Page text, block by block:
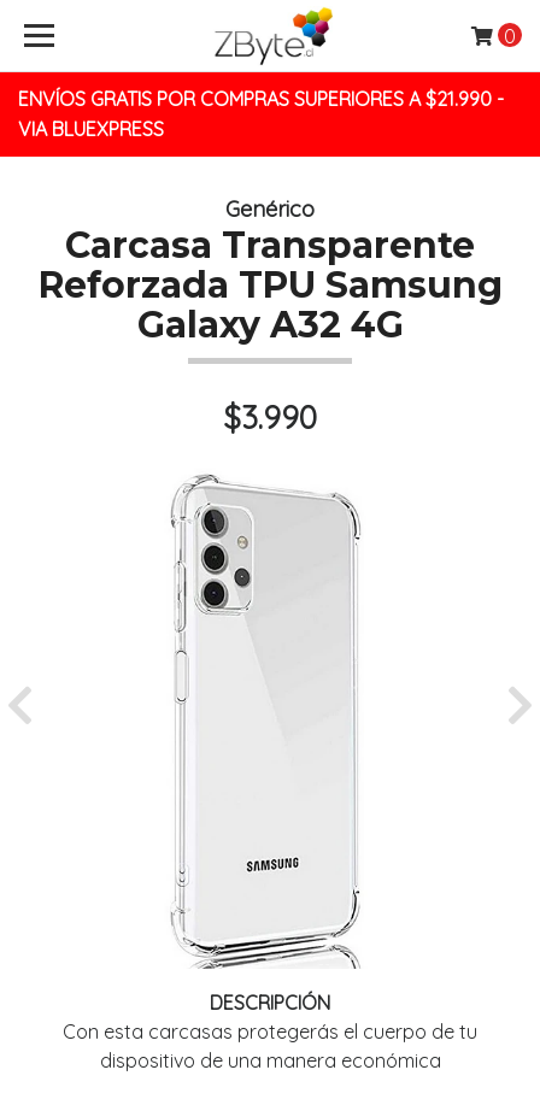
ENVÍOS GRATIS POR COMPRAS SUPERIORES A $21.990 -
VIA BLUEXPRESS
0
Genérico
Carcasa Transparente
Reforzada TPU Samsung
Galaxy A32 4G
$3.990
Previous
DESCRIPCIÓN
Con esta carcasas protegerás el cuerpo de tu
dispositivo de una manera económica